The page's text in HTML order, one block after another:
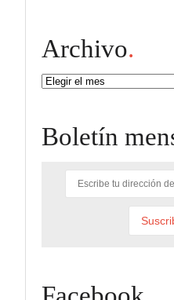
Archivo.
Archivo
Boletín